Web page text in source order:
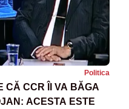
Politica
CĂ CCR ÎI VA BĂGA
ACESTA ESTE